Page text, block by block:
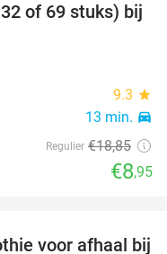
53%
of 69 stuks) bij
9.3 star
13 min. directions_car
Regulier €18,85
€8,95
voor afhaal bij